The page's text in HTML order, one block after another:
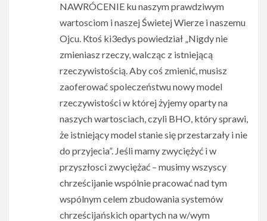
NAWRÓCENIE ku naszym prawdziwym
wartosciom i naszej Świetej Wierze i naszemu
Ojcu. Ktoś ki3edys powiedział „Nigdy nie
zmieniasz rzeczy, walcząc z istniejącą
rzeczywistością. Aby coś zmienić, musisz
zaoferować spoleczeństwu nowy model
rzeczywistości w której żyjemy oparty na
naszych wartosciach, czyli BHO, który sprawi,
że istniejący model stanie się przestarzały i nie
do przyjecia”. Jeśli mamy zwyciężyć i w
przyszłosci zwyciężać – musimy wszyscy
chrześcijanie wspólnie pracować nad tym
wspólnym celem zbudowania systemów
chrześcijańskich opartych na w/wym